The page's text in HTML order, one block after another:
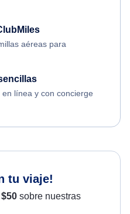
aéreas para
línea y con concierge
tu viaje!
$50sobre nuestras